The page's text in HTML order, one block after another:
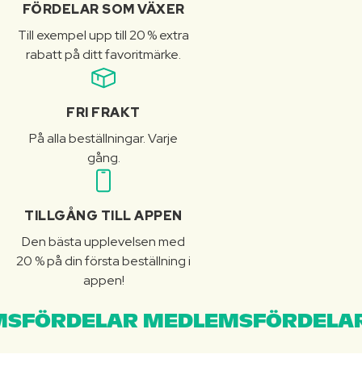
FÖRDELAR SOM VÄXER
Till exempel upp till 20 % extra
rabatt på ditt favoritmärke.
FRI FRAKT
På alla beställningar. Varje
gång.
TILLGÅNG TILL APPEN
Den bästa upplevelsen med
20 % på din första beställning i
appen!